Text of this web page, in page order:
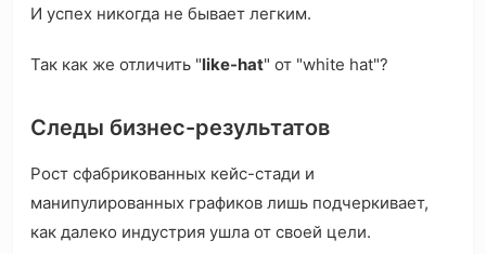
И успех никогда не бывает легким.
Так как же отличить "like-hat" от "white hat"?
Следы бизнес-результатов
Рост сфабрикованных кейс-стади и
манипулированных графиков лишь подчеркивает,
как далеко индустрия ушла от своей цели.